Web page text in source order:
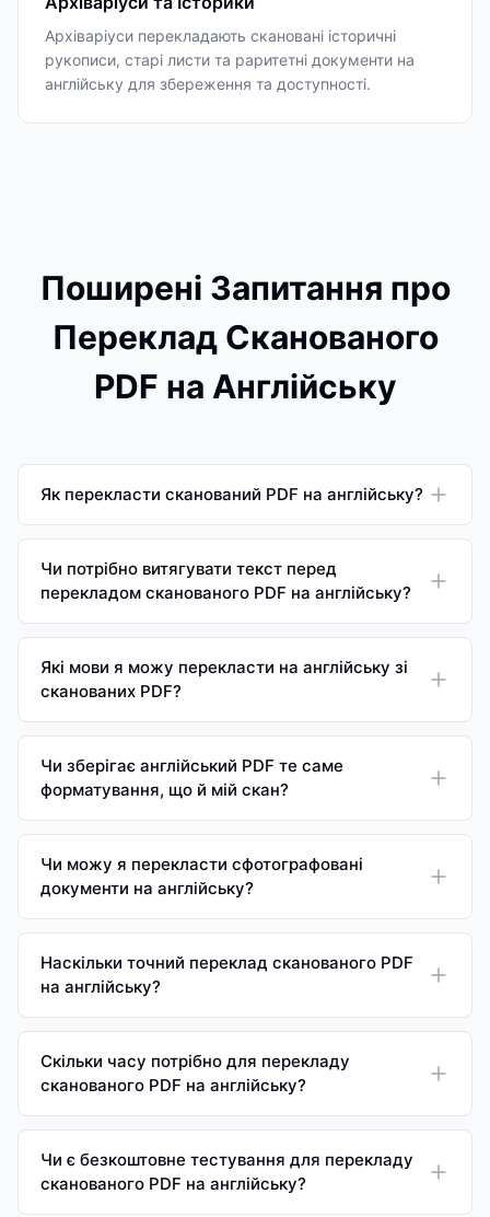
Архіваріуси перекладають скановані історичні
рукописи, старі листи та раритетні документи на
англійську для збереження та доступності.
Поширені Запитання про
Переклад Сканованого
PDF на Англійську
Як перекласти сканований PDF на англійську?
Чи потрібно витягувати текст перед
перекладом сканованого PDF на англійську?
Які мови я можу перекласти на англійську зі
сканованих PDF?
Чи зберігає англійський PDF те саме
форматування, що й мій скан?
Чи можу я перекласти сфотографовані
документи на англійську?
Наскільки точний переклад сканованого PDF
на англійську?
Скільки часу потрібно для перекладу
сканованого PDF на англійську?
Чи є безкоштовне тестування для перекладу
сканованого PDF на англійську?